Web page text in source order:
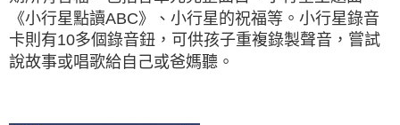
《小行星點讀ABC》、小行星的祝福等。小行星錄音
卡則有10多個錄音鈕，可供孩子重複錄製聲音，嘗試
說故事或唱歌給自己或爸媽聽。